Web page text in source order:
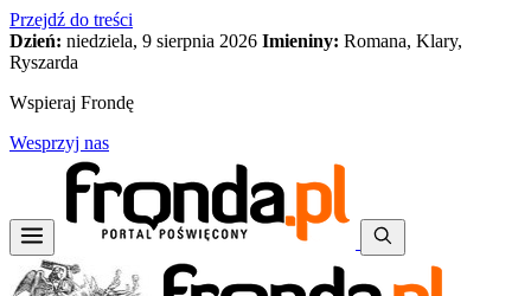
Przejdź do treści
Dzień: niedziela, 9 sierpnia 2026 Imieniny: Romana, Klary,
Ryszarda
Wspieraj Frondę
Wesprzyj nas